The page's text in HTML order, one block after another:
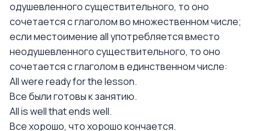
одушевленного существительного, то оно
сочетается с глаголом во множественном числе;
если местоимение all употребляется вместо
неодушевленного существительного, то оно
сочетается с глаголом в единственном числе:
Аll were ready for the lesson.
Все были готовы к занятию.
All is well that ends well.
Все хорошо, что хорошо кончается.